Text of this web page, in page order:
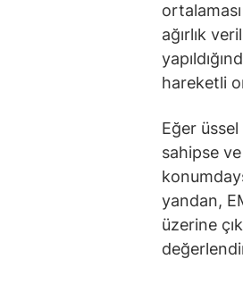
ağırlık
hareketli
Eğer
sahipse
yandan,
üzerine